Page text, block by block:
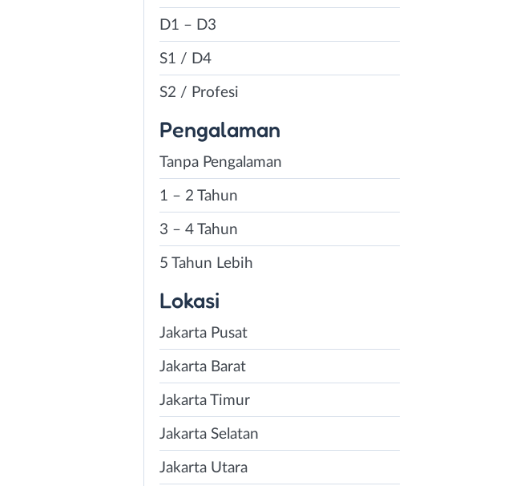
D1 – D3
S1 / D4
S2 / Profesi
Pengalaman
Tanpa Pengalaman
1 – 2 Tahun
3 – 4 Tahun
5 Tahun Lebih
Lokasi
Jakarta Pusat
Jakarta Barat
Jakarta Timur
Jakarta Selatan
Jakarta Utara